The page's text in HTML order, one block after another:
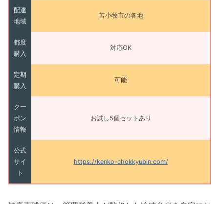
配達
地域
苫小牧市の各地
都度
購入
対応OK
定期
購入
可能
クー
ポン
情報
お試し5個セットあり
公式
サイ
ト
https://kenko-chokkyubin.com/